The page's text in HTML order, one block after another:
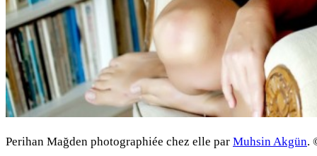
Perihan Mağden photographiée chez elle par Muhsin Akgün.